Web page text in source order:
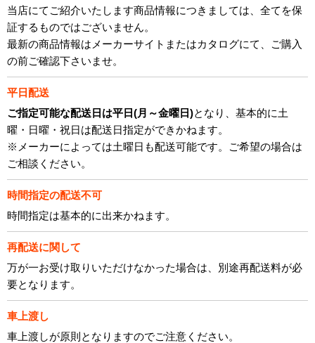
当店にてご紹介いたします商品情報につきましては、全てを保
証するものではございません。
最新の商品情報はメーカーサイトまたはカタログにて、ご購入
の前ご確認下さいませ。
平日配送
ご指定可能な配送日は平日(月～金曜日)となり、基本的に土
曜・日曜・祝日は配送日指定ができかねます。
※メーカーによっては土曜日も配送可能です。ご希望の場合は
ご相談ください。
時間指定の配送不可
時間指定は基本的に出来かねます。
再配送に関して
万が一お受け取りいただけなかった場合は、別途再配送料が必
要となります。
車上渡し
車上渡しが原則となりますのでご注意ください。